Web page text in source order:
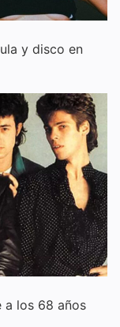
y disco en
a los 68 años